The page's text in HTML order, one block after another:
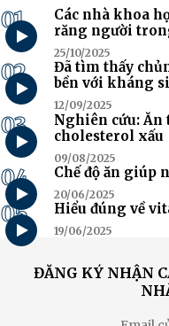
01
Các nhà khoa
răng người
25/10/2025
02
Đã tìm thấy
bền với kháng
12/09/2025
03
Nghiên cứu:
cholesterol xấu
09/08/2025
04 Chế độ ăn giúp
20/06/2025
05 Hiểu đúng về
19/06/2025
ĐĂNG KÝ NHẬN